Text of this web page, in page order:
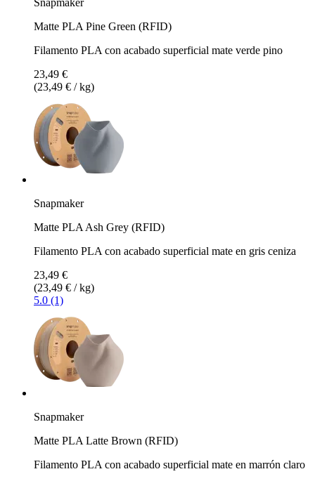
Matte PLA Pine Green (RFID)
Filamento PLA con acabado superficial mate verde pino
23,49 €
(23,49 € / kg)
Snapmaker
Matte PLA Ash Grey (RFID)
Filamento PLA con acabado superficial mate en gris ceniza
23,49 €
(23,49 € / kg)
5.0 (1)
Snapmaker
Matte PLA Latte Brown (RFID)
Filamento PLA con acabado superficial mate en marrón claro